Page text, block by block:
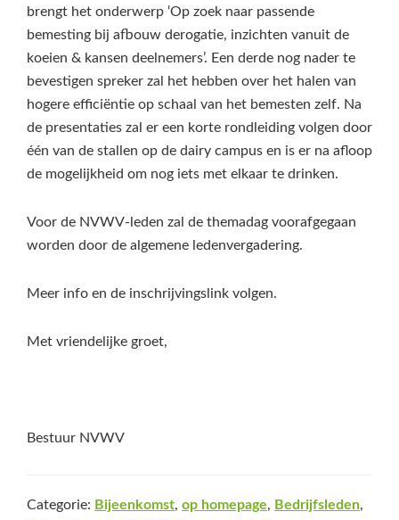
brengt het onderwerp ‘Op zoek naar passende
bemesting bij afbouw derogatie, inzichten vanuit de
koeien & kansen deelnemers’. Een derde nog nader te
bevestigen spreker zal het hebben over het halen van
hogere efficiëntie op schaal van het bemesten zelf. Na
de presentaties zal er een korte rondleiding volgen door
één van de stallen op de dairy campus en is er na afloop
de mogelijkheid om nog iets met elkaar te drinken.
Voor de NVWV-leden zal de themadag voorafgegaan
worden door de algemene ledenvergadering.
Meer info en de inschrijvingslink volgen.
Met vriendelijke groet,
Bestuur NVWV
Categorie: Bijeenkomst, op homepage, Bedrijfsleden,